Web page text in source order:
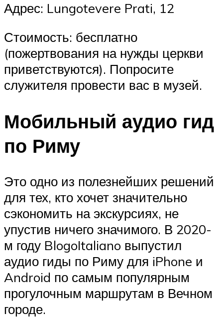
Адрес: Lungotevere Prati, 12
Стоимость: бесплатно
(пожертвования на нужды церкви
приветствуются). Попросите
служителя провести вас в музей.
Мобильный аудио гид
по Риму
Это одно из полезнейших решений
для тех, кто хочет значительно
сэкономить на экскурсиях, не
упустив ничего значимого. В 2020-
м году BlogoItaliano выпустил
аудио гиды по Риму для iPhone и
Android по самым популярным
прогулочным маршрутам в Вечном
городе.